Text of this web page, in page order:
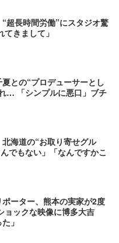
超長時間労働”にスタジオ驚
きまして」
との“プロデューサーとし
… 「シンプルに悪口」ブチ
海道の“お取り寄せグル
でもない」「なんですかこ
ポーター、熊本の実家が2度
ックな映像に博多大吉
」